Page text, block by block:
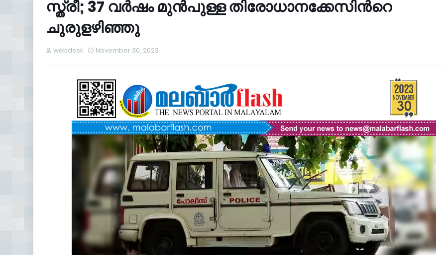
സ്ത്രീ; 37 വർഷം മുൻപുള്ള തിരോധാനക്കേസിന്‍റെ
ചുരുളഴിഞ്ഞു
webdesk November 30, 2023